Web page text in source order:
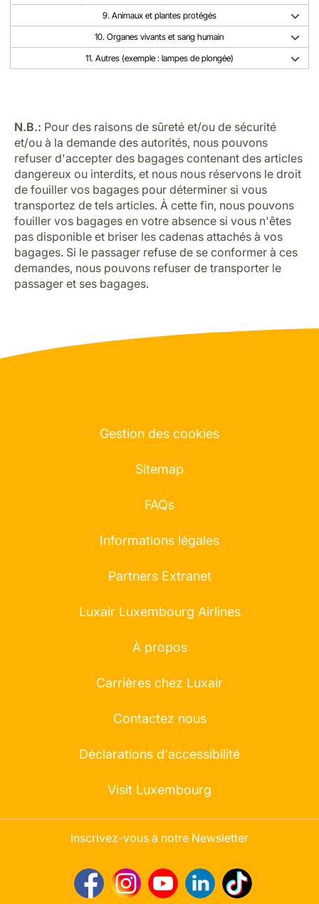
9. Animaux et plantes protégés
10. Organes vivants et sang humain
11. Autres (exemple : lampes de plongée)
N.B.: Pour des raisons de sûreté et/ou de sécurité
et/ou à la demande des autorités, nous pouvons
refuser d'accepter des bagages contenant des articles
dangereux ou interdits, et nous nous réservons le droit
de fouiller vos bagages pour déterminer si vous
transportez de tels articles. À cette fin, nous pouvons
fouiller vos bagages en votre absence si vous n'êtes
pas disponible et briser les cadenas attachés à vos
bagages. Si le passager refuse de se conformer à ces
demandes, nous pouvons refuser de transporter le
passager et ses bagages.
Gestion des cookies
Sitemap
FAQs
Informations légales
Partners Extranet
Luxair Luxembourg Airlines
À propos
Carrières chez Luxair
Contactez nous
Déclarations d'accessibilité
Visit Luxembourg
Inscrivez-vous à notre Newsletter